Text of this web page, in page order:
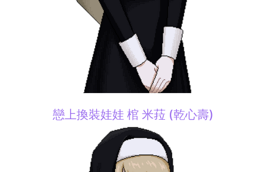
戀上換裝娃娃 棺 米菈 (乾心壽)